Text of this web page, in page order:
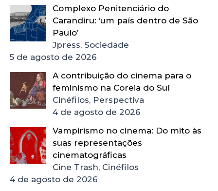
Complexo Penitenciário do
Carandiru: ‘um país dentro de São
Paulo’
Jpress, Sociedade
5 de agosto de 2026
A contribuição do cinema para o
feminismo na Coreia do Sul
Cinéfilos, Perspectiva
4 de agosto de 2026
Vampirismo no cinema: Do mito às
suas representações
cinematográficas
Cine Trash, Cinéfilos
4 de agosto de 2026